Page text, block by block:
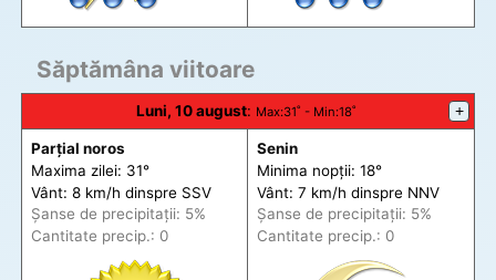
Săptămâna viitoare
Luni, 10 august: Max:31˚ - Min:18˚ +
Parțial noros
Maxima zilei: 31°
Vânt: 8 km/h dinspre SSV
Șanse de precipitații: 5%
Cantitate precip.: 0
Senin
Minima nopții: 18°
Vânt: 7 km/h dinspre NNV
Șanse de precipitații: 5%
Cantitate precip.: 0